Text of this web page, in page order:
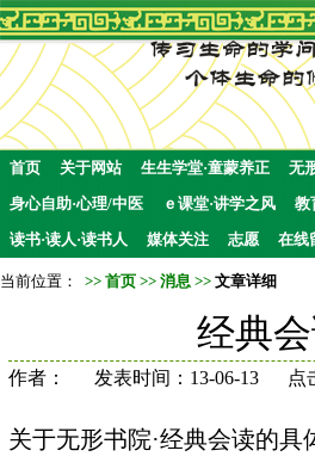
首页 关于网站 生生学堂·童蒙养正
无
身心自助·心理/中医
ｅ课堂·讲学之风
教
读书·读人·读书人
媒体关注 志愿 在线
当前位置： >> 首页 >> 消息 >> 文章详细
经典
作者： 发表时间：13-06-13 点击
关于无形书院·经典会读的具